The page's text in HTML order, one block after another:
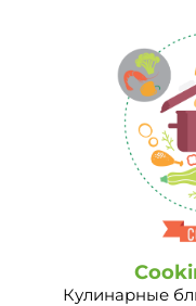
Кулинарные